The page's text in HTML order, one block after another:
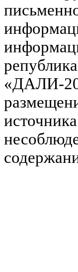
«ДАЛИ-